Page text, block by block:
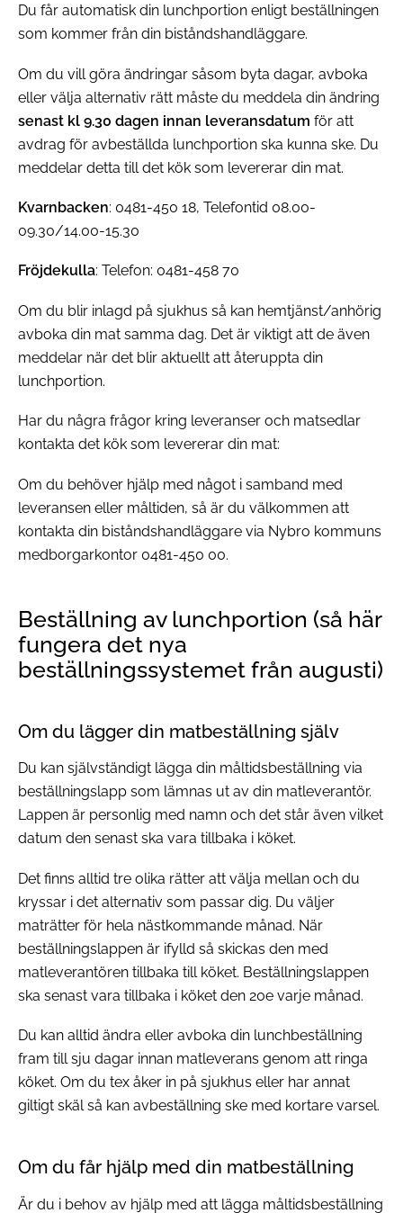
Du får automatisk din lunchportion enligt beställningen
som kommer från din biståndshandläggare.
Om du vill göra ändringar såsom byta dagar, avboka
eller välja alternativ rätt måste du meddela din ändring
senast kl 9.30 dagen innan leveransdatum för att
avdrag för avbeställda lunchportion ska kunna ske. Du
meddelar detta till det kök som levererar din mat.
Kvarnbacken: 0481-450 18, Telefontid 08.00-
09.30/14.00-15.30
Fröjdekulla: Telefon: 0481-458 70
Om du blir inlagd på sjukhus så kan hemtjänst/anhörig
avboka din mat samma dag. Det är viktigt att de även
meddelar när det blir aktuellt att återuppta din
lunchportion.
Har du några frågor kring leveranser och matsedlar
kontakta det kök som levererar din mat:
Om du behöver hjälp med något i samband med
leveransen eller måltiden, så är du välkommen att
kontakta din biståndshandläggare via Nybro kommuns
medborgarkontor 0481-450 00.
Beställning av lunchportion (så här
fungera det nya
beställningssystemet från augusti)
Om du lägger din matbeställning själv
Du kan självständigt lägga din måltidsbeställning via
beställningslapp som lämnas ut av din matleverantör.
Lappen är personlig med namn och det står även vilket
datum den senast ska vara tillbaka i köket.
Det finns alltid tre olika rätter att välja mellan och du
kryssar i det alternativ som passar dig. Du väljer
maträtter för hela nästkommande månad. När
beställningslappen är ifylld så skickas den med
matleverantören tillbaka till köket. Beställningslappen
ska senast vara tillbaka i köket den 20e varje månad.
Du kan alltid ändra eller avboka din lunchbeställning
fram till sju dagar innan matleverans genom att ringa
köket. Om du tex åker in på sjukhus eller har annat
giltigt skäl så kan avbeställning ske med kortare varsel.
Om du får hjälp med din matbeställning
Är du i behov av hjälp med att lägga måltidsbeställning